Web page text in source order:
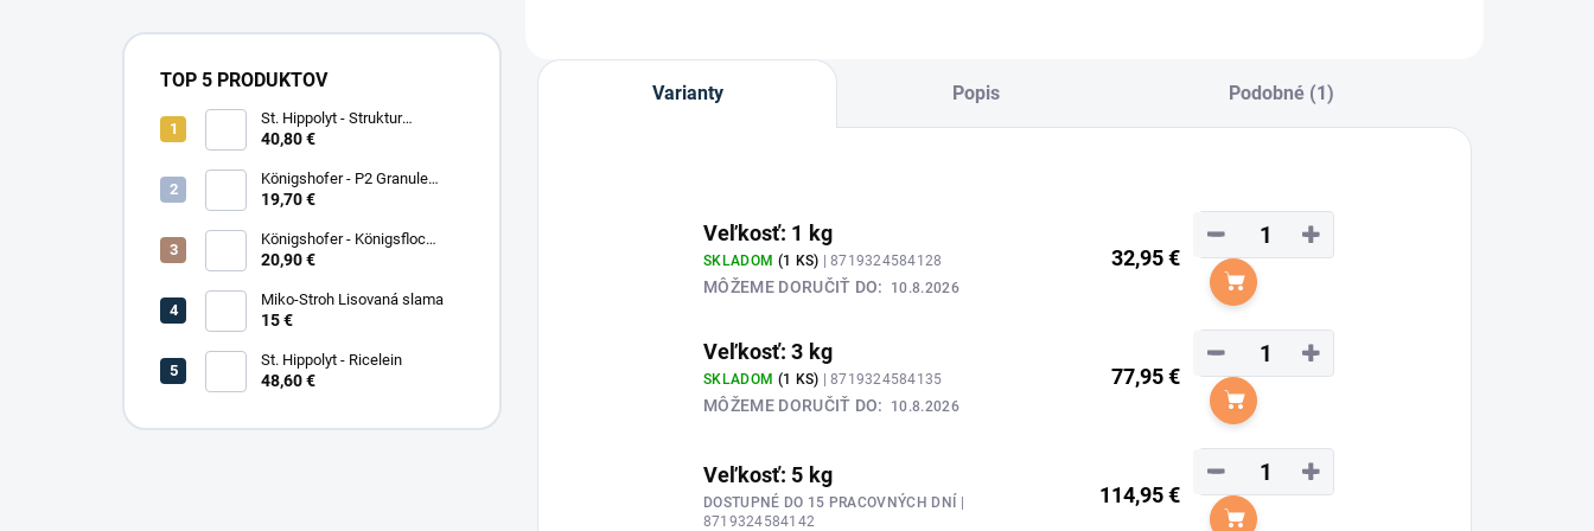
TOP 5 PRODUKTOV
St. Hippolyt - Struktur
Energetikum
40,80 €
Königshofer - P2 Granule
Freizeit
19,70 €
Königshofer - Königsfloc
základne musli
20,90 €
Miko-Stroh Lisovaná slama
15 €
St. Hippolyt - Ricelein
48,60 €
Varianty Popis Podobné (1)
Veľkosť: 1 kg
SKLADOM (1 KS) | 8719324584128
MÔŽEME DORUČIŤ DO: 10.8.2026
32,95 €
+
−
Do košíka
Veľkosť: 3 kg
SKLADOM (1 KS) | 8719324584135
MÔŽEME DORUČIŤ DO: 10.8.2026
77,95 €
+
−
Do košíka
Veľkosť: 5 kg
DOSTUPNÉ DO 15 PRACOVNÝCH DNÍ |
8719324584142
114,95 €
+
−